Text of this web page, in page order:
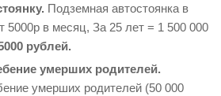
Подземная автостоянка в
5000р в месяц, За 25 лет = 1 500 000
рублей.
умерших родителей.
умерших родителей (50 000